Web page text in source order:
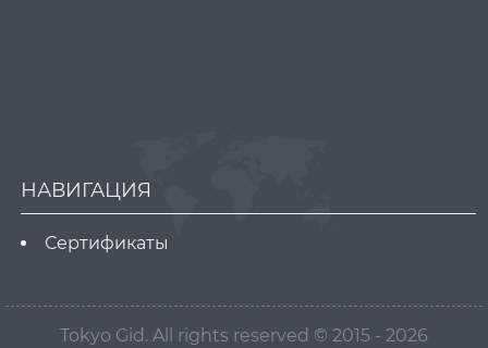
НАВИГАЦИЯ
Сертификаты
Tokyo Gid. All rights reserved © 2015 - 2026